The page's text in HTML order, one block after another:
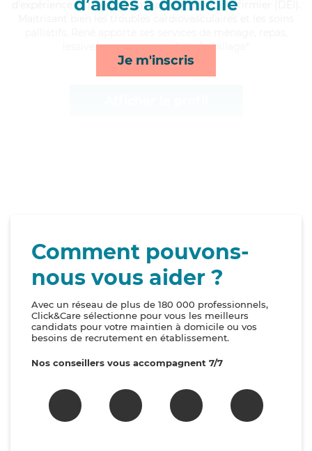
Je m'inscris
d'expérience et possède un diplôme d'Etat d'infirmier (DEI).
lessive/repassage et toilette/habillage*
Comment pouvons-
nous vous aider ?
Avec un réseau de plus de 180 000 professionnels,
Click&Care sélectionne pour vous les meilleurs
candidats pour votre maintien à domicile ou vos
besoins de recrutement en établissement.
Nos conseillers vous accompagnent 7/7